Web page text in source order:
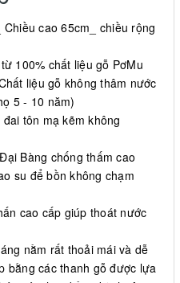
cao 65cm_ chiều rộng
100% chất liệu gỗ PơMu
liệu gỗ không thâm nước
5 - 10 năm)
tôn mạ kẽm không
Bàng chống thấm cao
su để bồn không chạm
cao cấp giúp thoát nước
nằm rất thoải mái và dễ
bằng các thanh gỗ được lựa